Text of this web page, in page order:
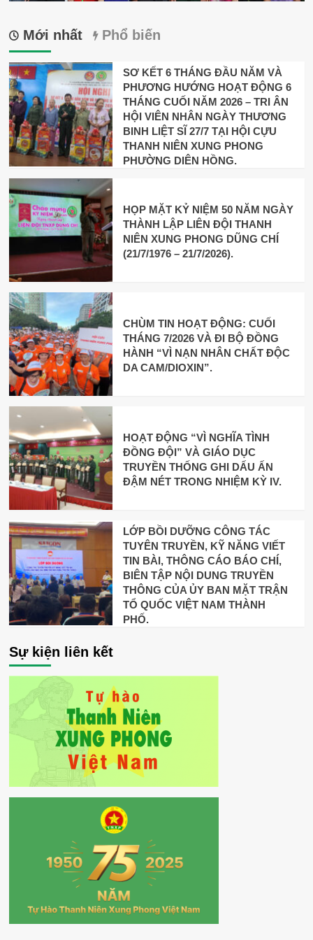
Mới nhất Phổ biến
SƠ KẾT 6 THÁNG ĐẦU NĂM VÀ
PHƯƠNG HƯỚNG HOẠT ĐỘNG 6
THÁNG CUỐI NĂM 2026 – TRI ÂN
HỘI VIÊN NHÂN NGÀY THƯƠNG
BINH LIỆT SĨ 27/7 TẠI HỘI CỰU
THANH NIÊN XUNG PHONG
PHƯỜNG DIÊN HỒNG.
HỌP MẶT KỶ NIỆM 50 NĂM NGÀY
THÀNH LẬP LIÊN ĐỘI THANH
NIÊN XUNG PHONG DŨNG CHÍ
(21/7/1976 – 21/7/2026).
CHÙM TIN HOẠT ĐỘNG: CUỐI
THÁNG 7/2026 VÀ ĐI BỘ ĐỒNG
HÀNH “VÌ NẠN NHÂN CHẤT ĐỘC
DA CAM/DIOXIN”.
HOẠT ĐỘNG “VÌ NGHĨA TÌNH
ĐỒNG ĐỘI” VÀ GIÁO DỤC
TRUYỀN THỐNG GHI DẤU ẤN
ĐẬM NÉT TRONG NHIỆM KỲ IV.
LỚP BỒI DƯỠNG CÔNG TÁC
TUYÊN TRUYỀN, KỸ NĂNG VIẾT
TIN BÀI, THÔNG CÁO BÁO CHÍ,
BIÊN TẬP NỘI DUNG TRUYỀN
THÔNG CỦA ỦY BAN MẶT TRẬN
TỔ QUỐC VIỆT NAM THÀNH
PHỐ.
Sự kiện liên kết